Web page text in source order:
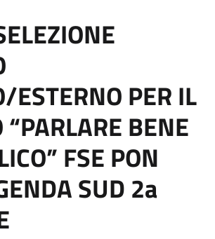
ESTERNO PER IL
BENE
FSE PON
SUD 2a